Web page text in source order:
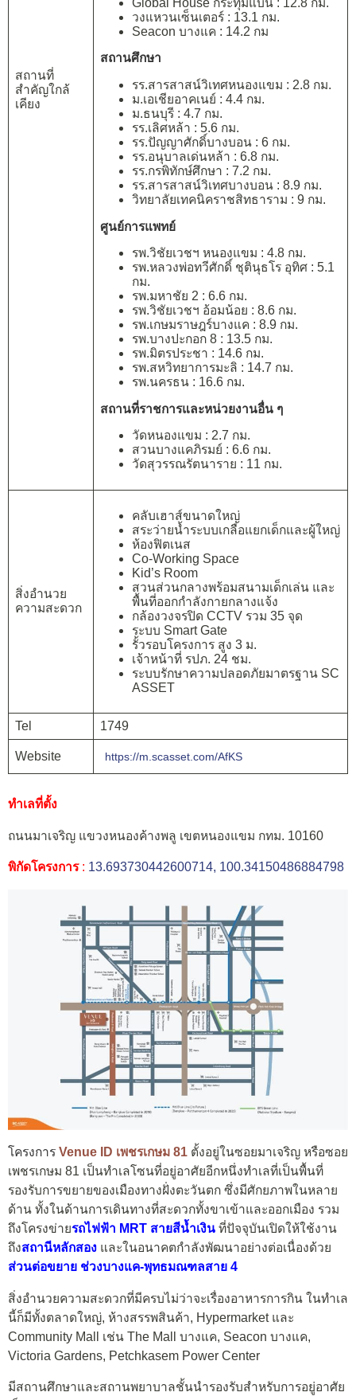
สถานที่
สำคัญใกล้
เคียง
วงแหวนเซ็นเตอร์ : 13.1 กม.
Seacon บางแค : 14.2 กม
สถานศึกษา
รร.สารสาสน์วิเทศหนองแขม : 2.8 กม.
ม.เอเชียอาคเนย์ : 4.4 กม.
ม.ธนบุรี : 4.7 กม.
รร.เลิศหล้า : 5.6 กม.
รร.ปัญญาศักดิ์บางบอน : 6 กม.
รร.อนุบาลเด่นหล้า : 6.8 กม.
รร.กรพิทักษ์ศึกษา : 7.2 กม.
รร.สารสาสน์วิเทศบางบอน : 8.9 กม.
วิทยาลัยเทคนิคราชสิทธาราม : 9 กม.
ศูนย์การแพทย์
รพ.วิชัยเวชฯ หนองแขม : 4.8 กม.
รพ.หลวงพ่อทวีศักดิ์ ชุตินุธโร อุทิศ : 5.1
กม.
รพ.มหาชัย 2 : 6.6 กม.
รพ.วิชัยเวชฯ อ้อมน้อย : 8.6 กม.
รพ.เกษมราษฎร์บางแค : 8.9 กม.
รพ.บางปะกอก 8 : 13.5 กม.
รพ.มิตรประชา : 14.6 กม.
รพ.สหวิทยาการมะลิ : 14.7 กม.
รพ.นครธน : 16.6 กม.
สถานที่ราชการและหน่วยงานอื่น ๆ
วัดหนองแขม : 2.7 กม.
สวนบางแคภิรมย์ : 6.6 กม.
วัดสุวรรณรัตนาราย : 11 กม.
สิ่งอำนวย
ความสะดวก
คลับเฮาส์ขนาดใหญ่
สระว่ายน้ำระบบเกลือแยกเด็กและผู้ใหญ่
ห้องฟิตเนส
Co-Working Space
Kid’s Room
สวนส่วนกลางพร้อมสนามเด็กเล่น และ
พื้นที่ออกกำลังกายกลางแจ้ง
กล้องวงจรปิด CCTV รวม 35 จุด
ระบบ Smart Gate
รั้วรอบโครงการ สูง 3 ม.
เจ้าหน้าที่ รปภ. 24 ชม.
ระบบรักษาความปลอดภัยมาตรฐาน SC
ASSET
Tel 1749
Website https://m.scasset.com/AfKS
ทำเลที่ตั้ง
ถนนมาเจริญ แขวงหนองค้างพลู เขตหนองแขม กทม. 10160
พิกัดโครงการ: 13.693730442600714, 100.34150486884798
โครงการ Venue ID เพชรเกษม 81 ตั้งอยู่ในซอยมาเจริญ หรือซอย
เพชรเกษม 81 เป็นทำเลโซนที่อยู่อาศัยอีกหนึ่งทำเลที่เป็นพื้นที่
รองรับการขยายของเมืองทางฝั่งตะวันตก ซึ่งมีศักยภาพในหลาย
ด้าน ทั้งในด้านการเดินทางที่สะดวกทั้งขาเข้าและออกเมือง รวม
ถึงโครงข่ายรถไฟฟ้า MRT สายสีน้ำเงิน ที่ปัจจุบันเปิดให้ใช้งาน
ถึงสถานีหลักสอง และในอนาคตกำลังพัฒนาอย่างต่อเนื่องด้วย
ส่วนต่อขยาย ช่วงบางแค-พุทธมณฑลสาย 4
สิ่งอำนวยความสะดวกที่มีครบไม่ว่าจะเรื่องอาหารการกิน ในทำเล
นี้ก็มีทั้งตลาดใหญ่, ห้างสรรพสินค้า, Hypermarket และ
Community Mall เช่น The Mall บางแค, Seacon บางแค,
Victoria Gardens, Petchkasem Power Center
มีสถานศึกษาและสถานพยาบาลชั้นนำรองรับสำหรับการอยู่อาศัย